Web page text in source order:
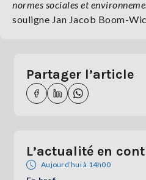
normes sociales et
souligne Jan Jacob Boom-
Partager l’article
L’actualité en
Aujourd’hui à 14h00